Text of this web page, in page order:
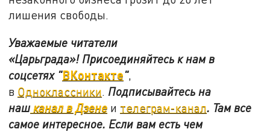
лишения свободы.
Уважаемые читатели
«Царьграда»! Присоединяйтесь к нам в
соцсетях "ВКонтакте",
в Одноклассники. Подписывайтесь на
нашканал в Дзене и телеграм-канал. Там все
самое интересное. Если вам есть чем